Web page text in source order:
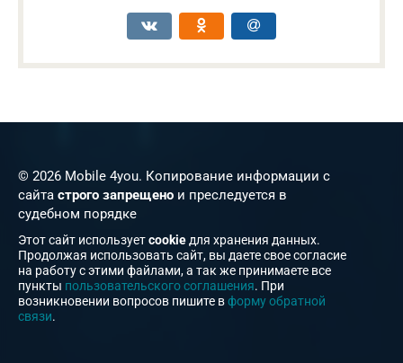
© 2026 Mobile 4you. Копирование информации с
сайта строго запрещено и преследуется в
судебном порядке
Этот сайт используетcookie для хранения данных.
Продолжая использовать сайт, вы даете свое согласие
на работу с этими файлами, а так же принимаете все
пункты пользовательского соглашения. При
возникновении вопросов пишите вформу обратной
связи.